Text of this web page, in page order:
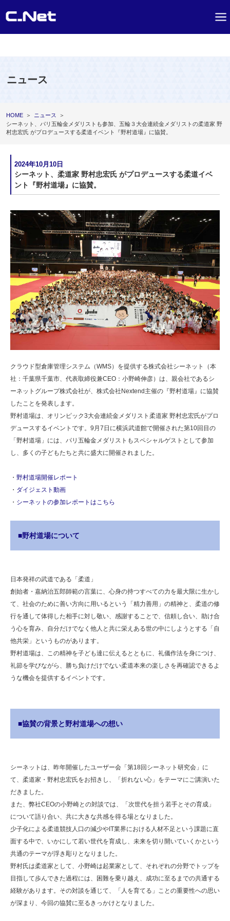
ニュース
HOME ＞ ニュース
＞
シーネット、パリ五輪金メダリストも参加、五輪３大会連続金メダリストの柔道家 野
村忠宏氏 がプロデュースする柔道イベント『野村道場』に協賛。
2024年10月10日
シーネット、柔道家 野村忠宏氏 がプロデュースする柔道イベ
ント『野村道場』に協賛。
クラウド型倉庫管理システム（WMS）を提供する株式会社シーネット（本
社：千葉県千葉市、代表取締役兼CEO：小野崎伸彦）は、親会社であるシ
ーネットグループ株式会社が、株式会社Nextend主催の『野村道場』に協賛
したことを発表します。
野村道場は、オリンピック3大会連続金メダリスト柔道家 野村忠宏氏がプロ
デュースするイベントです。9月7日に横浜武道館で開催された第10回目の
「野村道場」には、パリ五輪金メダリストもスペシャルゲストとして参加
し、多くの子どもたちと共に盛大に開催されました。
・ 野村道場開催レポート
・ ダイジェスト動画
・ シーネットの参加レポートはこちら
■野村道場について
日本発祥の武道である「柔道」
創始者・嘉納治五郎師範の言葉に、心身の持つすべての力を最大限に生かし
て、社会のために善い方向に用いるという「精力善用」の精神と、柔道の修
行を通して体得した相手に対し敬い、感謝することで、信頼し合い、助け合
う心を育み、自分だけでなく他人と共に栄えある世の中にしようとする「自
他共栄」というものがあります。
野村道場は、この精神を子ども達に伝えるとともに、礼儀作法を身につけ、
礼節を学びながら、勝ち負けだけでない柔道本来の楽しさを再確認できるよ
うな機会を提供するイベントです。
■協賛の背景と野村道場への想い
シーネットは、昨年開催したユーザー会「第18回シーネット研究会」に
て、柔道家・野村忠宏氏をお招きし、「折れない心」をテーマにご講演いた
だきました。
また、弊社CEOの小野崎との対談では、「次世代を担う若手とその育成」
について語り合い、共に大きな共感を得る場となりました。
少子化による柔道競技人口の減少やIT業界における人材不足という課題に直
面する中で、いかにして若い世代を育成し、未来を切り開いていくかという
共通のテーマが浮き彫りとなりました。
野村氏は柔道家として、小野崎は起業家として、それぞれの分野でトップを
目指して歩んできた過程には、困難を乗り越え、成功に至るまでの共通する
経験があります。その対談を通じて、「人を育てる」ことの重要性への思い
が深まり、今回の協賛に至るきっかけとなりました。